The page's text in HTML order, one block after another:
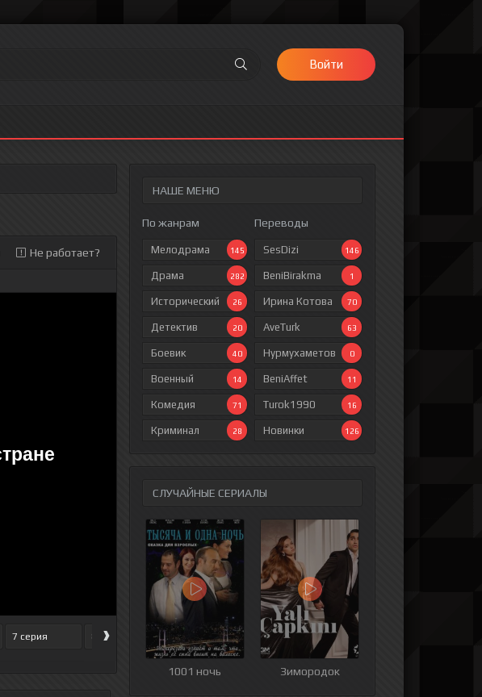
Войти
НАШЕ МЕНЮ
По жанрам
Мелодрама 145
Драма 282
Исторический 26
Детектив 20
Боевик 40
Военный 14
Комедия 71
Криминал 28
Переводы
SesDizi 146
BeniBirakma 1
Ирина Котова 70
AveTurk 63
Нурмухаметов 0
BeniAffet 11
Turok1990 16
Новинки 126
СЛУЧАЙНЫЕ СЕРИАЛЫ
1001 ночь Зимородок
Не работает?
7 серия 8 серия 9 серия 10 серия 11 серия
›